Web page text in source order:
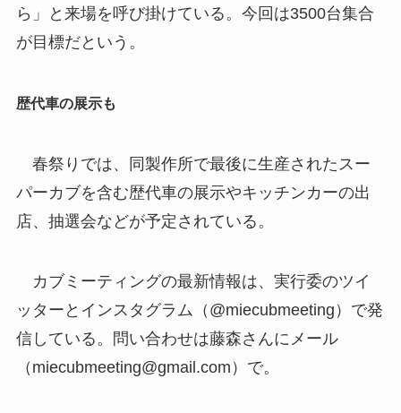
ら」と来場を呼び掛けている。今回は3500台集合
が目標だという。
歴代車の展示も
春祭りでは、同製作所で最後に生産されたスー
パーカブを含む歴代車の展示やキッチンカーの出
店、抽選会などが予定されている。
カブミーティングの最新情報は、実行委のツイ
ッターとインスタグラム（@miecubmeeting）で発
信している。問い合わせは藤森さんにメール
（miecubmeeting@gmail.com）で。